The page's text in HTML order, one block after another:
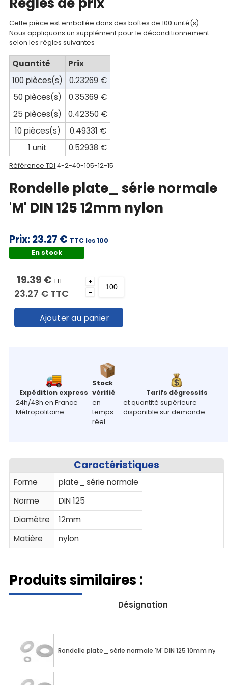
Mon
panier
Contact
Cette pièce est emballée dans des boîtes de 100 unité(s)
Nous appliquons un supplément pour le déconditionnement
selon les règles suivantes
Quantité
Prix
100 pièces(s)
0.23269 €
50 pièces(s)
0.35369 €
25 pièces(s)
0.42350 €
10 pièces(s)
0.49331 €
1 unit
0.52938 €
Référence TDI 4-2-40-105-12-15
Rondelle plate_ série normale
'M' DIN 125 12mm nylon
Prix:23.27 € TTC les 100
En stock
19.39 € HT
23.27 € TTC
+
-
Ajouter au panier
Expédition express
24h/48h en France
Métropolitaine
Stock
vérifié
en
temps
réel
Tarifs dégressifs
et quantité supérieure
disponible sur demande
Caractéristiques
Forme
plate_ série normale
Norme
DIN 125
Diamètre
12mm
Matière
nylon
Produits similaires :
Désignation
Rondelle plate_ série normale 'M' DIN 125 10mm nylon